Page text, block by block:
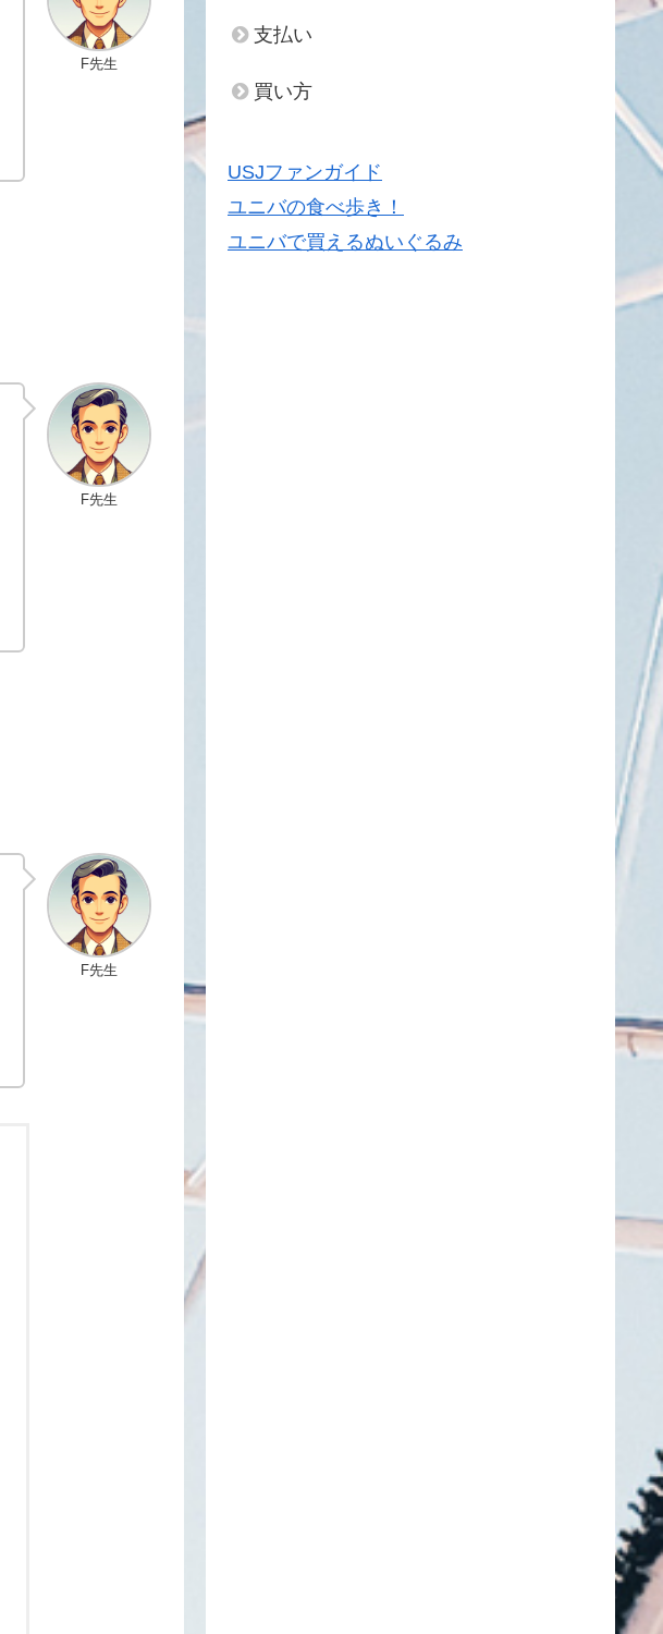
F先生
F先生
F先生
支払い
買い方
USJファンガイド
ユニバの食べ歩き！
ユニバで買えるぬいぐるみ